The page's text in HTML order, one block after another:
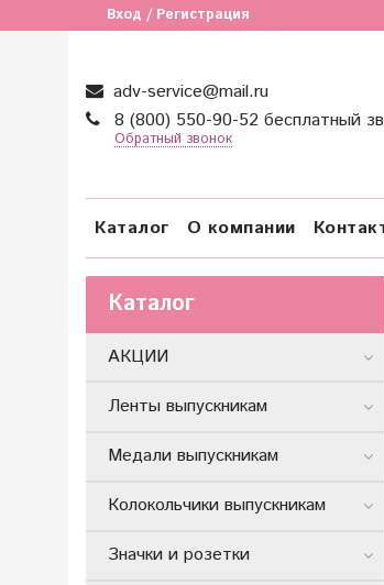
Вход / Регистрация
adv-service@mail.ru
8 (800) 550-90-52 бесплатный
Обратный звонок
Каталог О компании
Каталог
АКЦИИ
Ленты выпускникам
Медали выпускникам
Колокольчики выпускникам
Значки и розетки